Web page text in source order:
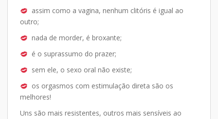
assim como a vagina, nenhum clitóris é igual ao
outro;
nada de morder, é broxante;
é o suprassumo do prazer;
sem ele, o sexo oral não existe;
os orgasmos com estimulação direta são os
melhores!
Uns são mais resistentes, outros mais sensíveis ao